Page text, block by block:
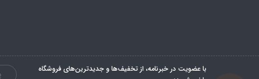
با عضویت در خبرنامه، از تخفیف‌ها و جدیدترین‌های فروشگاه